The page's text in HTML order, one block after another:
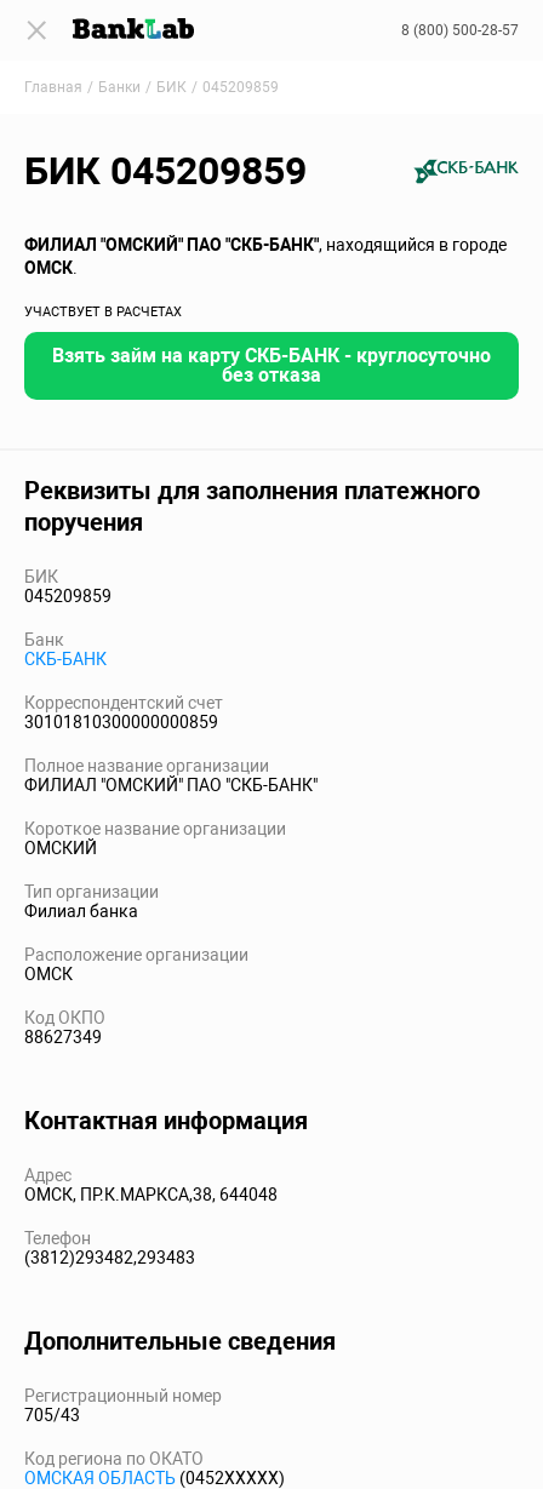
8 (800) 500-28-57
Главная Банки БИК 045209859
БИК 045209859
ФИЛИАЛ "ОМСКИЙ" ПАО "СКБ-БАНК", находящийся в городе
ОМСК
УЧАСТВУЕТ В РАСЧЕТАХ
Взять займ на карту СКБ-БАНК - круглосуточно
без отказа
Реквизиты для заполнения платежного
поручения
БИК
045209859
Банк
СКБ-БАНК
Корреспондентский счет
30101810300000000859
Полное название организации
ФИЛИАЛ "ОМСКИЙ" ПАО "СКБ-БАНК"
Короткое название организации
ОМСКИЙ
Тип организации
Филиал банка
Расположение организации
ОМСК
Код ОКПО
88627349
Контактная информация
Адрес
ОМСК, ПР.К.МАРКСА,38, 644048
Телефон
(3812)293482,293483
Дополнительные сведения
Регистрационный номер
705/43
Код региона по ОКАТО
ОМСКАЯ ОБЛАСТЬ (0452XXXXX)